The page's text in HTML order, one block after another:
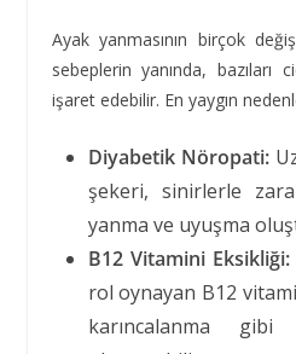
Ayak yanmasının birçok
sebeplerin yanında, bazıları
işaret edebilir. En yaygın
Diyabetik Nöropati:
şekeri, sinirlerle
yanma ve uyuşma
B12 Vitamini Eksikliği:
rol oynayan B12
karıncalanma